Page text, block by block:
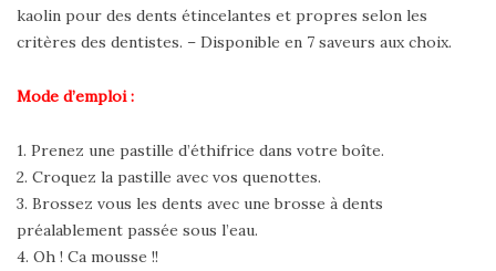
kaolin pour des dents étincelantes et propres selon les
critères des dentistes. – Disponible en 7 saveurs aux choix.
Mode d’emploi :
1. Prenez une pastille d’éthifrice dans votre boîte.
2. Croquez la pastille avec vos quenottes.
3. Brossez vous les dents avec une brosse à dents
préalablement passée sous l’eau.
4. Oh ! Ca mousse !!